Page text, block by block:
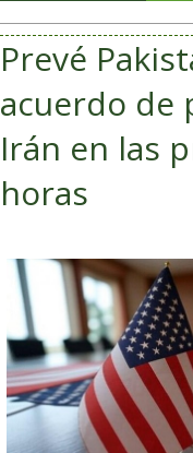
Prevé
acuerdo de
Irán en las
horas